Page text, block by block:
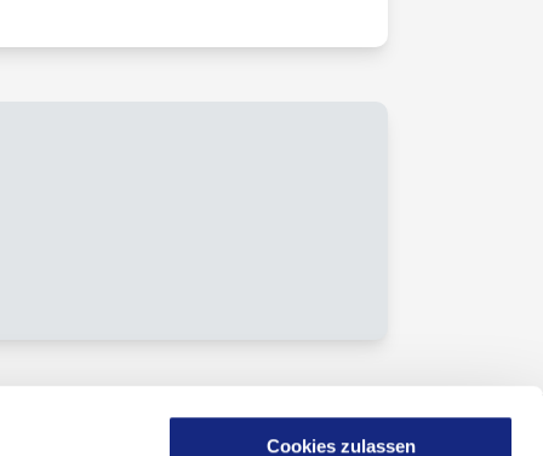
Cookies zulassen